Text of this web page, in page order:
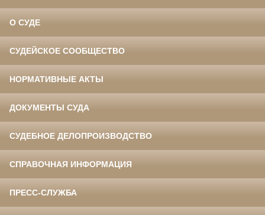
О СУДЕ
СУДЕЙСКОЕ СООБЩЕСТВО
НОРМАТИВНЫЕ АКТЫ
ДОКУМЕНТЫ СУДА
СУДЕБНОЕ ДЕЛОПРОИЗВОДСТВО
СПРАВОЧНАЯ ИНФОРМАЦИЯ
ПРЕСС-СЛУЖБА